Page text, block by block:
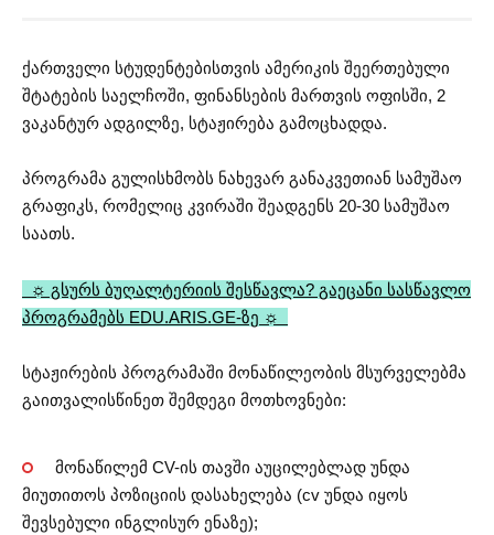
ქართველი სტუდენტებისთვის ამერიკის შეერთებული
შტატების საელჩოში, ფინანსების მართვის ოფისში, 2
ვაკანტურ ადგილზე, სტაჟირება გამოცხადდა.
პროგრამა გულისხმობს ნახევარ განაკვეთიან სამუშაო
გრაფიკს, რომელიც კვირაში შეადგენს 20-30 სამუშაო
საათს.
☼ გსურს ბუღალტერიის შესწავლა? გაეცანი სასწავლო
პროგრამებს EDU.ARIS.GE-ზე ☼
სტაჟირების პროგრამაში მონაწილეობის მსურველებმა
გაითვალისწინეთ შემდეგი მოთხოვნები:
მონაწილემ CV-ის თავში აუცილებლად უნდა
მიუთითოს პოზიციის დასახელება (cv უნდა იყოს
შევსებული ინგლისურ ენაზე);